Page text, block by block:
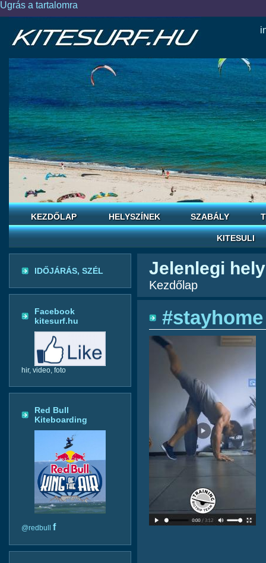
Ugrás a tartalomra
KEZDŐLAP HELYSZÍNEK SZABÁLY
KITESULI
IDŐJÁRÁS, SZÉL
Facebook
kitesurf.hu
hir, video, foto
Red Bull
Kiteboarding
@redbull f
Jelenlegi hely
Kezdőlap